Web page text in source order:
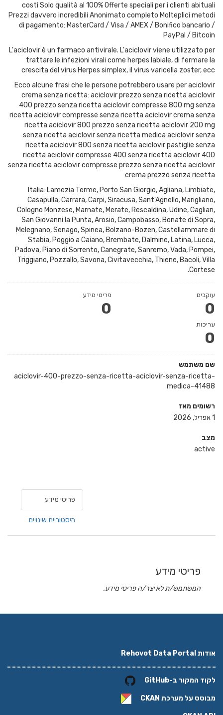
costi Solo qualità al 100% Offerte speciali per i clienti abituali
Prezzi davvero incredibili Anonimato completo Molteplici metodi
di pagamento: MasterCard / Visa / AMEX / Bonifico bancario /
PayPal / Bitcoin
L'aciclovir è un farmaco antivirale. L'aciclovir viene utilizzato per
trattare le infezioni virali come herpes labiale, di fermare la
crescita del virus Herpes simplex, il virus varicella zoster, ecc
Ecco alcune frasi che le persone potrebbero usare per aciclovir
crema senza ricetta: aciclovir prezzo senza ricetta aciclovir
400 prezzo senza ricetta aciclovir compresse 800 mg senza
ricetta aciclovir compresse senza ricetta aciclovir crema senza
ricetta aciclovir 800 prezzo senza ricetta aciclovir 200 mg
senza ricetta aciclovir senza ricetta medica aciclovir senza
ricetta aciclovir 800 senza ricetta aciclovir pastiglie senza
ricetta aciclovir compresse 400 senza ricetta aciclovir 400
senza ricetta aciclovir compresse prezzo senza ricetta aciclovir
crema prezzo senza ricetta
Italia: Lamezia Terme, Porto San Giorgio, Agliana, Limbiate,
Casapulla, Carrara, Carpi, Siracusa, Sant'Agnello, Marigliano,
Cologno Monzese, Marnate, Merate, Rescaldina, Udine, Cagliari,
San Giovanni la Punta, Arosio, Campobasso, Bonate di Sopra,
Melegnano, Senago, Spinea, Bolzano-Bozen, Castellammare di
Stabia, Poggio a Caiano, Brembate, Dalmine, Latina, Lucca,
Padova, Piano di Sorrento, Canegrate, Sanremo, Vada, Pompei,
Triggiano, Pozzallo, Savona, Civitavecchia, Thiene, Bacoli, Villa
Cortese.
עוקבים
0
פריטי מידע
0
עריכות
0
שם משתמש
aciclovir-400-prezzo-senza-ricetta-aciclovir-senza-ricetta-
medica-41488
רשומים מאז
1 אפריל, 2026
מצב
active
פריטי מידע
היסטוריית שינויים
פריטי מידע
המשתמש/ת לא יצר/ה פריטי מידע.
אודות Rehovot Data Portal
לקוד המקור ב-GitHub
מבוסס על מערכת CKAN